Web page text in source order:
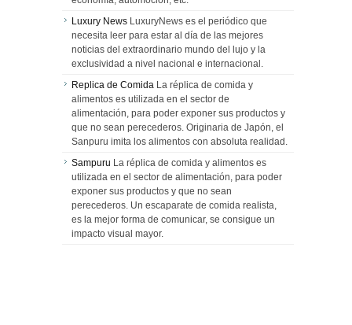
Luxury News LuxuryNews es el periódico que
necesita leer para estar al día de las mejores
noticias del extraordinario mundo del lujo y la
exclusividad a nivel nacional e internacional.
Replica de Comida La réplica de comida y
alimentos es utilizada en el sector de
alimentación, para poder exponer sus productos y
que no sean perecederos. Originaria de Japón, el
Sanpuru imita los alimentos con absoluta realidad.
Sampuru La réplica de comida y alimentos es
utilizada en el sector de alimentación, para poder
exponer sus productos y que no sean
perecederos. Un escaparate de comida realista,
es la mejor forma de comunicar, se consigue un
impacto visual mayor.